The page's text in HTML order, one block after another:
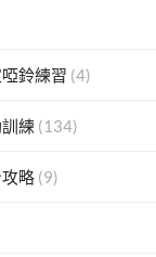
鈴練習 (4)
練 (134)
略(9)